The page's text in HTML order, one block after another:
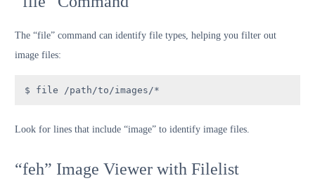
The “file” command can identify file types, helping you filter out
image files:
$ file /path/to/images/*
Look for lines that include “image” to identify image files.
“feh” Image Viewer with Filelist